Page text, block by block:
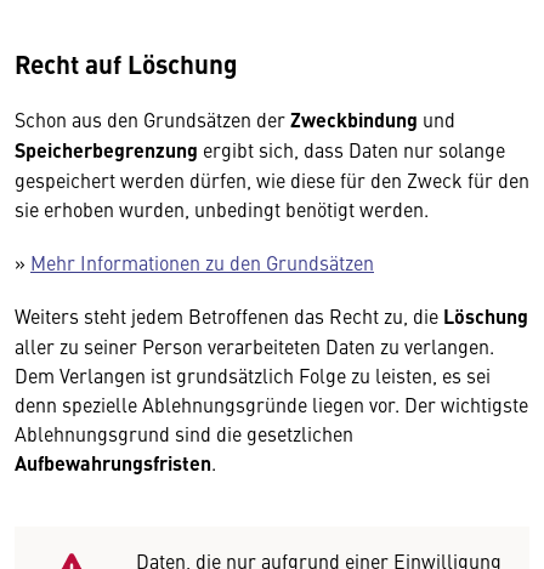
Recht auf Löschung
Schon aus den Grundsätzen derZweckbindung und
Speicherbegrenzung ergibt sich, dass Daten nur solange
gespeichert werden dürfen, wie diese für den Zweck für den
sie erhoben wurden, unbedingt benötigt werden.
» Mehr Informationen zu den Grundsätzen
Weiters steht jedem Betroffenen das Recht zu, die Löschung
aller zu seiner Person verarbeiteten Daten zu verlangen.
Dem Verlangen ist grundsätzlich Folge zu leisten, es sei
denn spezielle Ablehnungsgründe liegen vor. Der wichtigste
Ablehnungsgrund sind die gesetzlichen
Aufbewahrungsfristen.
Daten, die nur aufgrund einer Einwilligung